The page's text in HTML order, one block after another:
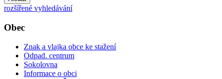
rozšířené vyhledávání
Obec
Znak a vlajka obce ke stažení
Odpad. centrum
Sokolovna
Informace o obci